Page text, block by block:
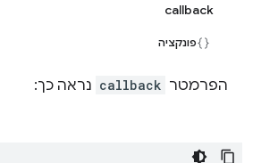
callback
פונקציה
הפרמטר callback נראה כך: